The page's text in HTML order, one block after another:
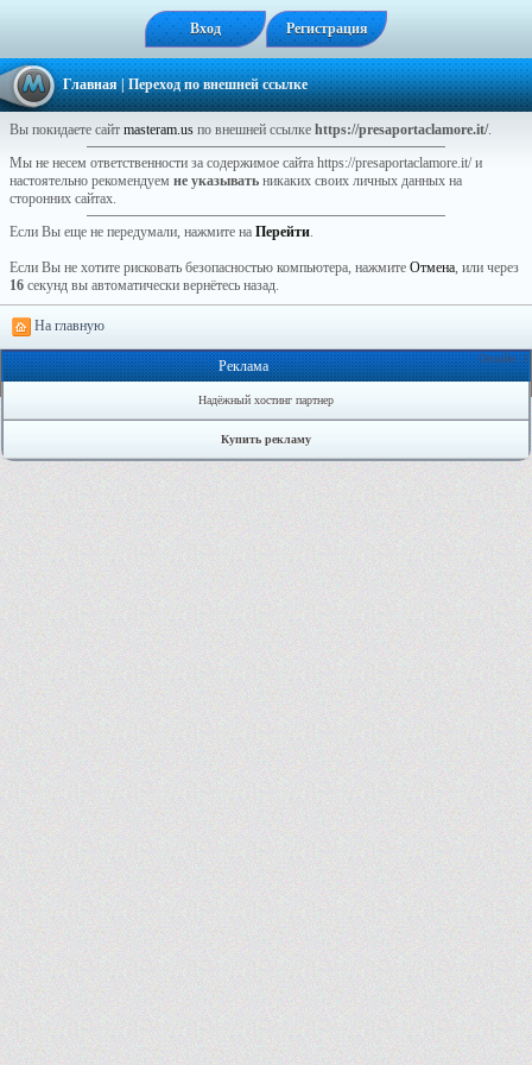
Вход Регистрация
Главная| Переход по внешней ссылке
Вы покидаете сайт masteram.us по внешней ссылке https://presaportaclamore.it/.
Мы не несем ответственности за содержимое сайта https://presaportaclamore.it/ и
настоятельно рекомендуем не указывать никаких своих личных данных на
сторонних сайтах.
Если Вы еще не передумали, нажмите на Перейти.
Если Вы не хотите рисковать безопасностью компьютера, нажмите Отмена, или через
16 секунд вы автоматически вернётесь назад.
На главную
Онлайн: 1
Реклама
Надёжный хостинг партнер
Купить рекламу